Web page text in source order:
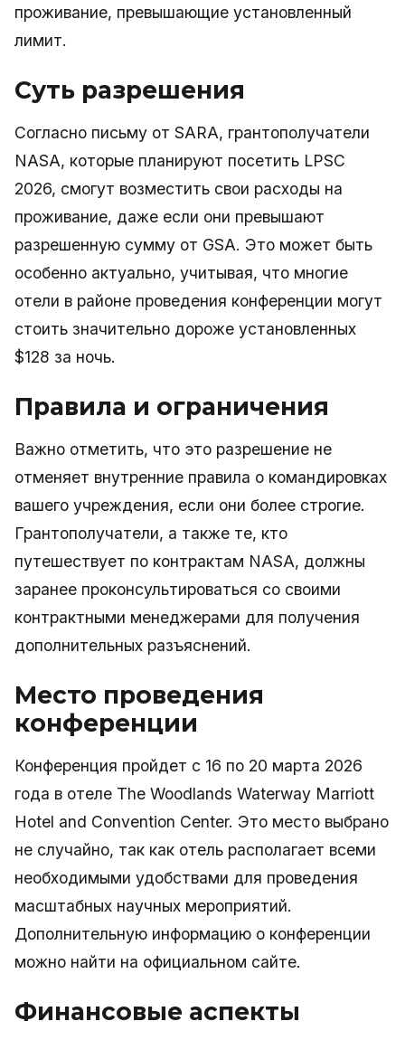
проживание, превышающие установленный
лимит.
Суть разрешения
Согласно письму от SARA, грантополучатели
NASA, которые планируют посетить LPSC
2026, смогут возместить свои расходы на
проживание, даже если они превышают
разрешенную сумму от GSA. Это может быть
особенно актуально, учитывая, что многие
отели в районе проведения конференции могут
стоить значительно дороже установленных
$128 за ночь.
Правила и ограничения
Важно отметить, что это разрешение не
отменяет внутренние правила о командировках
вашего учреждения, если они более строгие.
Грантополучатели, а также те, кто
путешествует по контрактам NASA, должны
заранее проконсультироваться со своими
контрактными менеджерами для получения
дополнительных разъяснений.
Место проведения
конференции
Конференция пройдет с 16 по 20 марта 2026
года в отеле The Woodlands Waterway Marriott
Hotel and Convention Center. Это место выбрано
не случайно, так как отель располагает всеми
необходимыми удобствами для проведения
масштабных научных мероприятий.
Дополнительную информацию о конференции
можно найти на официальном сайте.
Финансовые аспекты